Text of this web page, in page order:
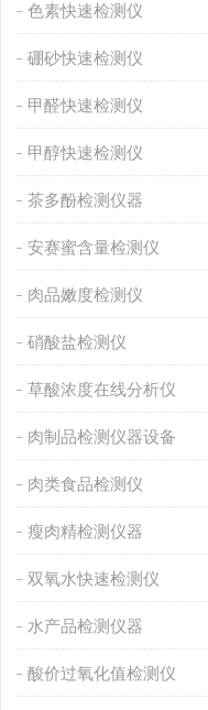
色素快速检测仪
硼砂快速检测仪
甲醛快速检测仪
甲醇快速检测仪
茶多酚检测仪器
安赛蜜含量检测仪
肉品嫩度检测仪
硝酸盐检测仪
草酸浓度在线分析仪
肉制品检测仪器设备
肉类食品检测仪
瘦肉精检测仪器
双氧水快速检测仪
水产品检测仪器
酸价过氧化值检测仪